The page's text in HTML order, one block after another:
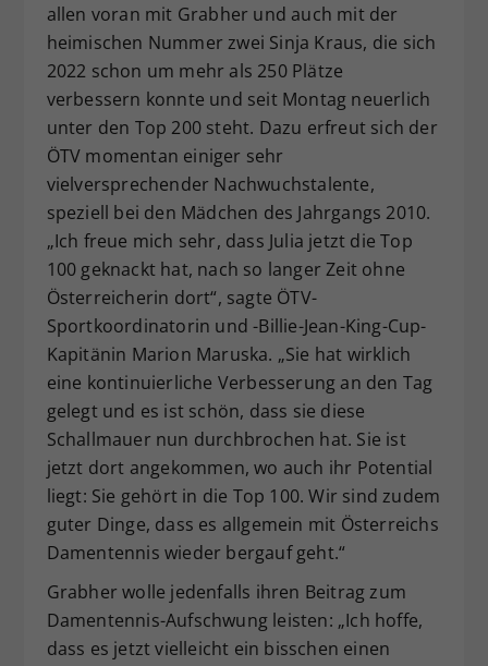
allen voran mit Grabher und auch mit der
heimischen Nummer zwei Sinja Kraus, die sich
2022 schon um mehr als 250 Plätze
verbessern konnte und seit Montag neuerlich
unter den Top 200 steht. Dazu erfreut sich der
ÖTV momentan einiger sehr
vielversprechender Nachwuchstalente,
speziell bei den Mädchen des Jahrgangs 2010.
„Ich freue mich sehr, dass Julia jetzt die Top
100 geknackt hat, nach so langer Zeit ohne
Österreicherin dort“, sagte ÖTV-
Sportkoordinatorin und -Billie-Jean-King-Cup-
Kapitänin Marion Maruska. „Sie hat wirklich
eine kontinuierliche Verbesserung an den Tag
gelegt und es ist schön, dass sie diese
Schallmauer nun durchbrochen hat. Sie ist
jetzt dort angekommen, wo auch ihr Potential
liegt: Sie gehört in die Top 100. Wir sind zudem
guter Dinge, dass es allgemein mit Österreichs
Damentennis wieder bergauf geht.“
Grabher wolle jedenfalls ihren Beitrag zum
Damentennis-Aufschwung leisten: „Ich hoffe,
dass es jetzt vielleicht ein bisschen einen